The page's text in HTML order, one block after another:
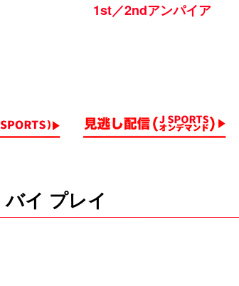
1st／2ndアンパイア
イ プレイ